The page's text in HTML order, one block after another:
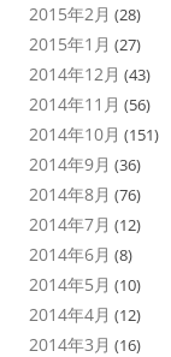
2015年2月 (28)
2015年1月 (27)
2014年12月 (43)
2014年11月 (56)
2014年10月 (151)
2014年9月 (36)
2014年8月 (76)
2014年7月 (12)
2014年6月 (8)
2014年5月 (10)
2014年4月 (12)
2014年3月 (16)